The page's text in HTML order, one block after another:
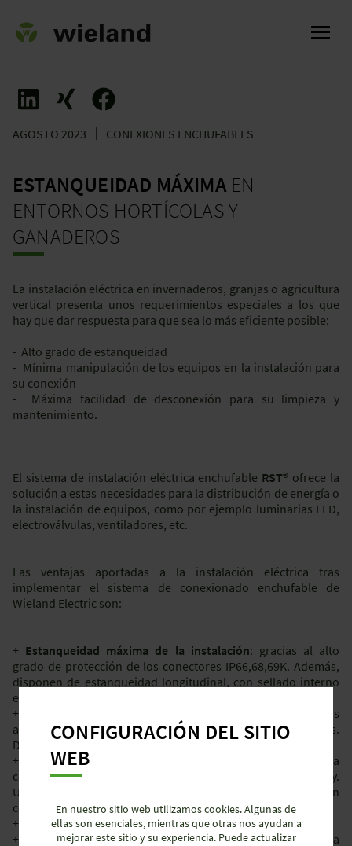
AGOSTO 2023 CONEXIONES ENCHUFABLES
ESTANQUEIDAD MÁXIMAEN
ENTORNOS HORTÍCOLAS Y
GANADEROS
La instalación eléctrica en invernaderos, granjas o agricultura
vertical presenta unos requerimientos especiales a los que
hay que dar respuesta para que sea lo más eficiente posible:
- Alto grado de estanqueidad
- Mínima manipulación de los equipos en la instalación para
su conexión
- Máxima facilidad de desconexión para su limpieza y
mantenimiento.
El sistema de instalación eléctrica enchufable RST® ofrece la
solución a estas necesidades para la distribución de energía o
la instalación de equipos, como por ejemplo luminarias LED,
electroválvulas, ventiladores, etc.
Las ventajas aportadas a la instalación eléctrica tras
implementar el sistema de conexionado enchufable de
Wieland Electric son:
+ Estanqueidad máxima de la instalación: gracias al alto
grado de protección de los conectores IP66,68,69K. Además,
disponen de estanqueidad longitudinal, con sellado interno
en cada contacto.
+
: instalación sin errores gracias
a la codificación mecánica y por colores de los conectores.
Disponibles en más de 20 colores diferentes.
+
Rapidez y facilidad en la instalación
: el principio de la
conexión enchufable es tan simple como eficiente: plug&play.
Un clic y todos los componentes de la instalación quedan
conectados.
+
Flexibilidad ante futuras ampliaciones y modificaciones.
+
Instalación sostenible: Todos los elementos de la
CONFIGURACIÓN DEL SITIO
WEB
En nuestro sitio web utilizamos cookies. Algunas de
ellas son esenciales, mientras que otras nos ayudan a
mejorar este sitio y su experiencia. Puede actualizar